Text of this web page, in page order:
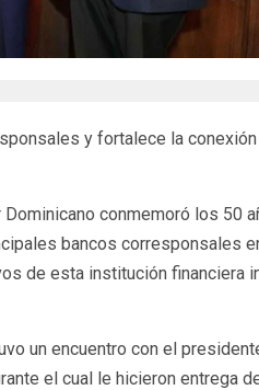
y fortalece la
Dominicano conmemoró los 50
bancos corresponsales
de esta institución financiera
un encuentro con el
el cual le hicieron entrega